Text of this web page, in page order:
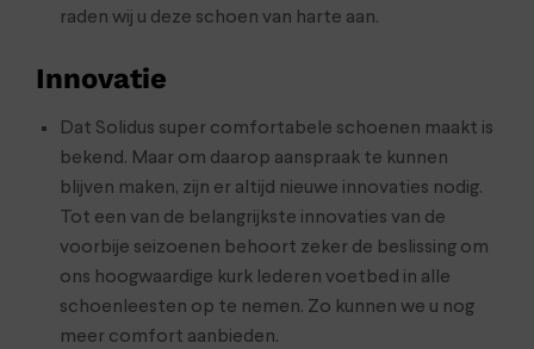
raden wij u deze schoen van harte aan.
Innovatie
Dat Solidus super comfortabele schoenen maakt is
bekend. Maar om daarop aanspraak te kunnen
blijven maken, zijn er altijd nieuwe innovaties nodig.
Tot een van de belangrijkste innovaties van de
voorbije seizoenen behoort zeker de beslissing om
ons hoogwaardige kurk lederen voetbed in alle
schoenleesten op te nemen. Zo kunnen we u nog
meer comfort aanbieden.